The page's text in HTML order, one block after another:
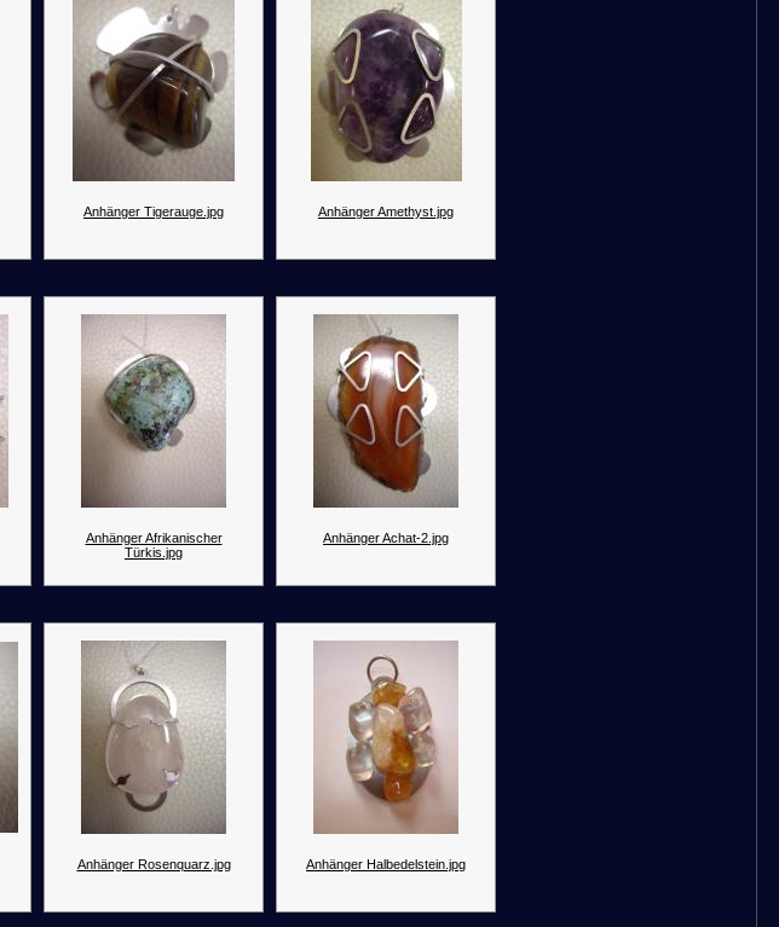
Anhänger Tigerauge.jpg Anhänger Amethyst.jpg
Anhänger Afrikanischer
Türkis.jpg
Anhänger Achat-2.jpg
Anhänger Rosenquarz.jpg Anhänger Halbedelstein.jpg